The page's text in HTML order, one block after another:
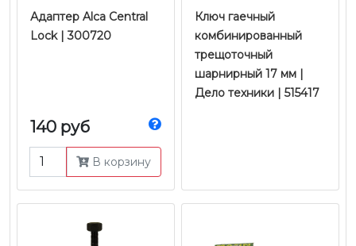
Адаптер Alca Central
Lock | 300720
140 руб
В корзину
Ключ гаечный
комбинированный
трещоточный
шарнирный 17 мм |
Дело техники | 515417